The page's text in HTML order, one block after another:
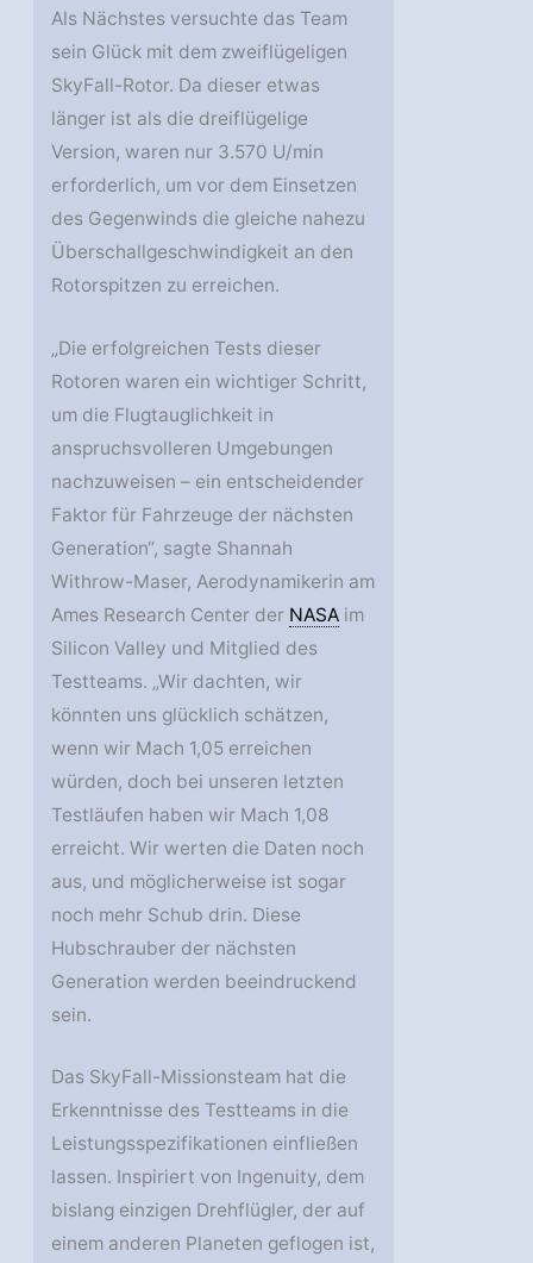
Als Nächstes versuchte das Team
sein Glück mit dem zweiflügeligen
SkyFall-Rotor. Da dieser etwas
länger ist als die dreiflügelige
Version, waren nur 3.570 U/min
erforderlich, um vor dem Einsetzen
des Gegenwinds die gleiche nahezu
Überschallgeschwindigkeit an den
Rotorspitzen zu erreichen.
„Die erfolgreichen Tests dieser
Rotoren waren ein wichtiger Schritt,
um die Flugtauglichkeit in
anspruchsvolleren Umgebungen
nachzuweisen – ein entscheidender
Faktor für Fahrzeuge der nächsten
Generation“, sagte Shannah
Withrow-Maser, Aerodynamikerin am
Ames Research Center der NASA im
Silicon Valley und Mitglied des
Testteams. „Wir dachten, wir
könnten uns glücklich schätzen,
wenn wir Mach 1,05 erreichen
würden, doch bei unseren letzten
Testläufen haben wir Mach 1,08
erreicht. Wir werten die Daten noch
aus, und möglicherweise ist sogar
noch mehr Schub drin. Diese
Hubschrauber der nächsten
Generation werden beeindruckend
sein.
Das SkyFall-Missionsteam hat die
Erkenntnisse des Testteams in die
Leistungsspezifikationen einfließen
lassen. Inspiriert von Ingenuity, dem
bislang einzigen Drehflügler, der auf
einem anderen Planeten geflogen ist,